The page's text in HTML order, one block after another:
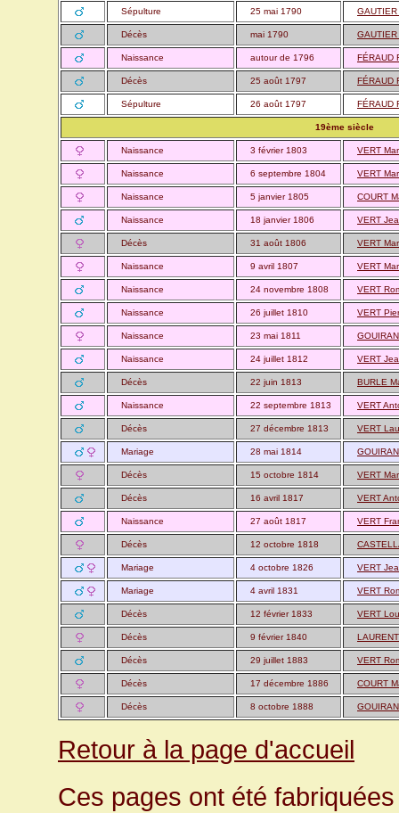
Sépulture 25 mai 1790
Décès mai 1790
Naissance autour de 1796 FÉRAUD
Décès 25 août 1797 FÉRAUD
Sépulture 26 août 1797 FÉRAUD
19ème siècle
Naissance 3 février 1803 VERT
Naissance 6 septembre 1804 VERT
Naissance 5 janvier 1805 COURT
Naissance 18 janvier 1806 VERT
Décès 31 août 1806 VERT
Naissance 9 avril 1807 VERT
Naissance 24 novembre 1808 VERT
Naissance 26 juillet 1810 VERT
Naissance 23 mai 1811
Naissance 24 juillet 1812 VERT
Décès 22 juin 1813 BURLE
Naissance 22 septembre 1813 VERT
Décès 27 décembre 1813 VERT
Mariage 28 mai 1814
Décès 15 octobre 1814 VERT
Décès 16 avril 1817 VERT
Naissance 27 août 1817 VERT
Décès 12 octobre 1818
Mariage 4 octobre 1826 VERT
Mariage 4 avril 1831 VERT
Décès 12 février 1833 VERT
Décès 9 février 1840
Décès 29 juillet 1883 VERT
Décès 17 décembre 1886 COURT
Décès 8 octobre 1888
Retour à la page d'accueil
Ces pages ont été